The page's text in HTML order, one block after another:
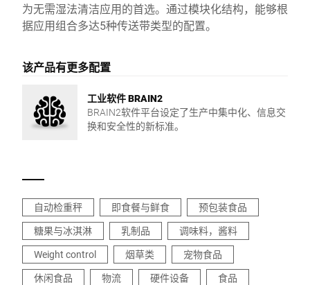
为无需湿法清洁应用的首选。通过模块化结构，能够根
据应用组合多达5种传送带类型的配置。
该产品有更多配置
工业软件 BRAIN2
BRAIN2软件平台设定了生产中集中化、信息交
换和安全性的新标准。
自动检重秤 即食餐与鲜食
预包装食品
糖果与冰淇淋
乳制品
调味料，酱料
Weight control
烟草类
宠物食品
休闲食品
物流 硬件设备
食品